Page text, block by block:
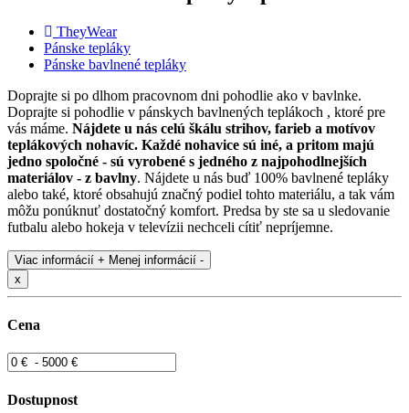
TheyWear
Pánske tepláky
Pánske bavlnené tepláky
Doprajte si po dlhom pracovnom dni pohodlie ako v bavlnke.
Doprajte si pohodlie v pánskych bavlnených teplákoch , ktoré pre
vás máme. Nájdete u nás celú škálu strihov, farieb a motívov
teplákových nohavíc. Každé nohavice sú iné, a pritom majú
jedno spoločné - sú vyrobené s jedného z najpohodlnejších
materiálov - z bavlny. Nájdete u nás buď 100% bavlnené tepláky
alebo také, ktoré obsahujú značný podiel tohto materiálu, a tak vám
môžu ponúknuť dostatočný komfort. Predsa by ste sa u sledovanie
futbalu alebo hokeja v televízii nechceli cítiť nepríjemne.
Viac informácií + Menej informácií -
x
Cena
Dostupnost